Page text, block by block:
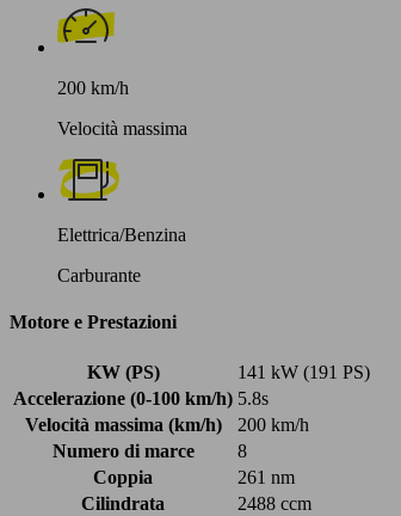
200 km/h
Velocità massima
Elettrica/Benzina
Carburante
Motore e Prestazioni
KW (PS)
141 kW (191 PS)
Accelerazione (0-100 km/h) 5.8s
Velocità massima (km/h)
200 km/h
Numero di marce
8
Coppia
261 nm
Cilindrata
2488 ccm